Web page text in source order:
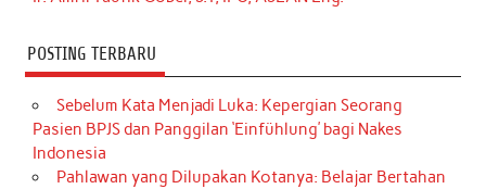
POSTING TERBARU
Sebelum Kata Menjadi Luka: Kepergian Seorang
Pasien BPJS dan Panggilan ‘Einfühlung’ bagi Nakes
Indonesia
Pahlawan yang Dilupakan Kotanya: Belajar Bertahan